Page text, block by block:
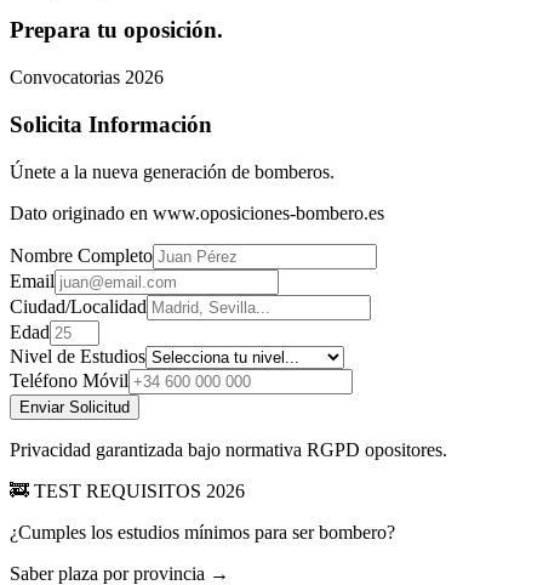
Prepara tu oposición.
Convocatorias 2026
Solicita Información
Únete a la nueva generación de bomberos.
Dato originado en www.oposiciones-bombero.es
Nombre Completo
Email
Ciudad/Localidad
Edad
Nivel de Estudios
Teléfono Móvil
Enviar Solicitud
Privacidad garantizada bajo normativa RGPD opositores.
🚒 TEST REQUISITOS 2026
¿Cumples los estudios mínimos para ser bombero?
Saber plaza por provincia →